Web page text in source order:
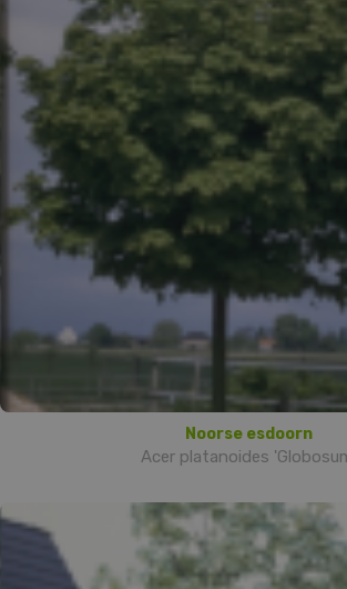
Noorse esdoorn
Acer platanoides